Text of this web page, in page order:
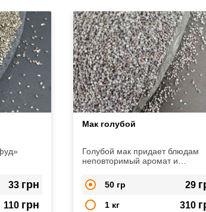
33 грн
110 грн
Мак голубой
Голубой мак придает блюдам
неповторимый аромат и
свойствами.
50 гр 29
1 кг 310